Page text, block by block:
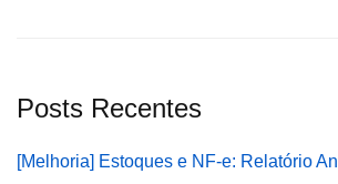
Posts Recentes
[Melhoria] Estoques e NF-e: Relatório